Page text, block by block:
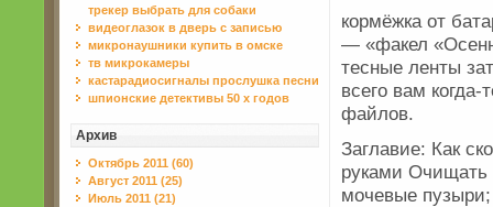
трекер выбрать для собаки
видеоглазок в дверь с записью
микронаушники купить в омске
тв микрокамеры
кастарадиосигналы прослушка песни
шпионские детективы 50 х годов
Архив
Октябрь 2011 (60)
Август 2011 (25)
Июль 2011 (21)
кормёжка от
— «факел
тесные ленты
всего вам
файлов.
Заглавие: Как
руками Очищать
мочевые